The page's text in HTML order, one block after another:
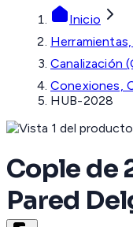
Inicio
Canalización
Conexiones,
HUB-2028
Cople de
Pared